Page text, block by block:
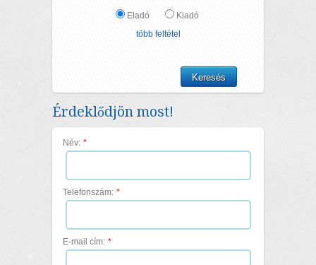
Eladó
Kiadó
több feltétel
Érdeklődjön most!
Név: *
Telefonszám: *
E-mail cím: *